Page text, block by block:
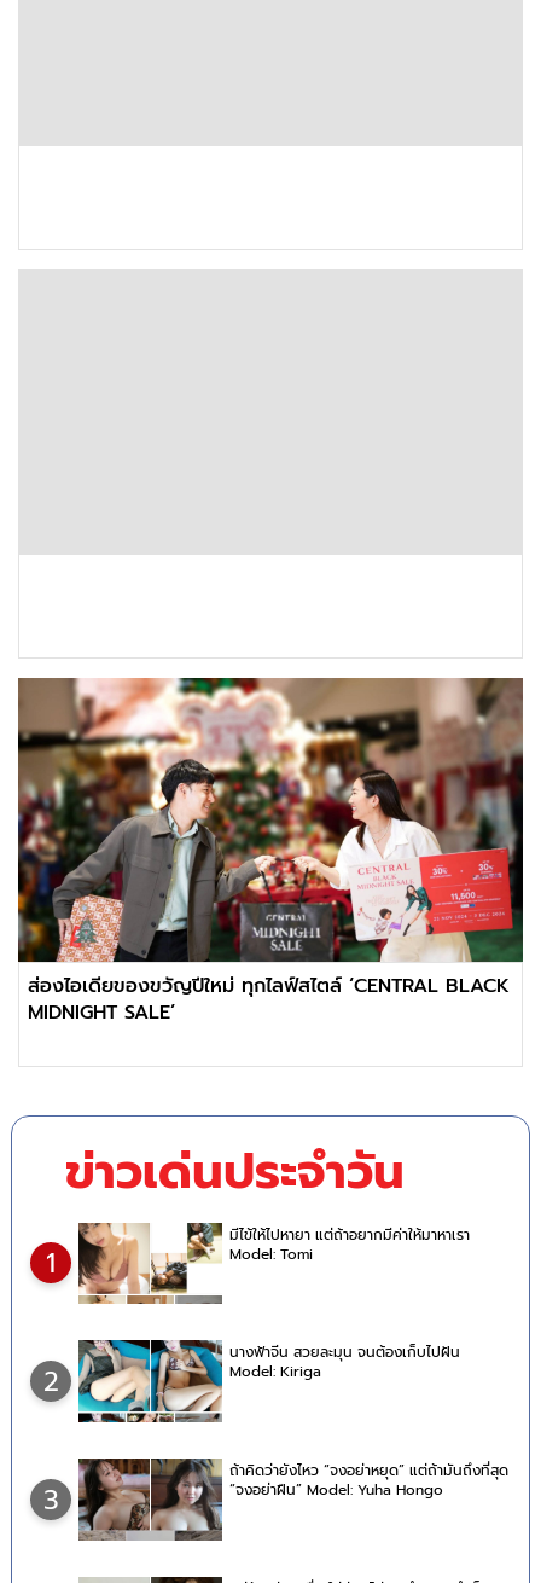
ส่องไอเดียของขวัญปีใหม่ ทุกไลฟ์สไตล์ ‘CENTRAL BLACK
MIDNIGHT SALE’
ข่าวเด่นประจำวัน
1
มีไข้ให้ไปหายา แต่ถ้าอยากมีค่าให้มาหาเรา
Model: Tomi
2
นางฟ้าจีน สวยละมุน จนต้องเก็บไปฝัน
Model: Kiriga
3
ถ้าคิดว่ายังไหว “จงอย่าหยุด” แต่ถ้ามันถึงที่สุด
“จงอย่าฝืน” Model: Yuha Hongo